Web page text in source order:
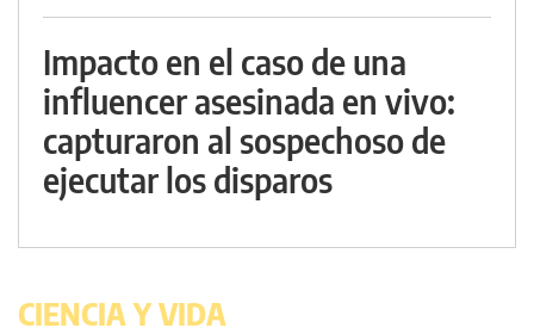
Impacto en el caso de una
influencer asesinada en vivo:
capturaron al sospechoso de
ejecutar los disparos
CIENCIA Y VIDA